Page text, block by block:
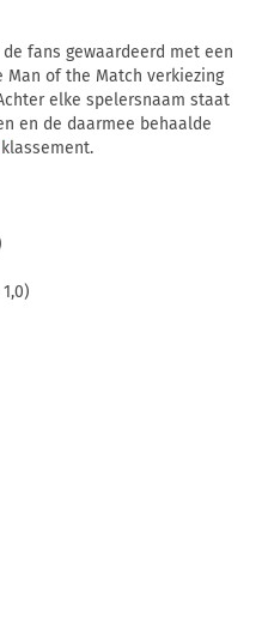
fans gewaardeerd met een
of the Match verkiezing
elke spelersnaam staat
en de daarmee behaalde
klassement.